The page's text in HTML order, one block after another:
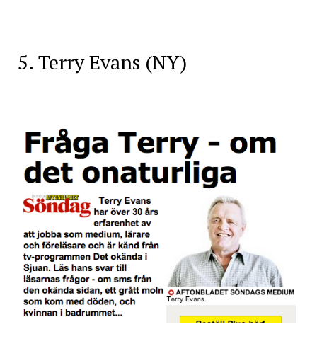
5. Terry Evans (NY)